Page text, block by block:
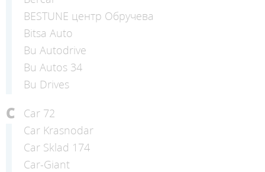
BESTUNE центр Обручева
Bitsa Auto
Bu Autodrive
Bu Autos 34
Bu Drives
C
Car 72
Car Krasnodar
Car Sklad 174
Car-Giant